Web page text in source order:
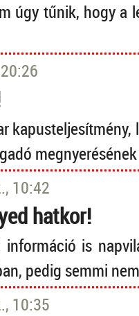
úgy tűnik, hogy a
10:42
hatkor!
is
pedig semmi
10:35